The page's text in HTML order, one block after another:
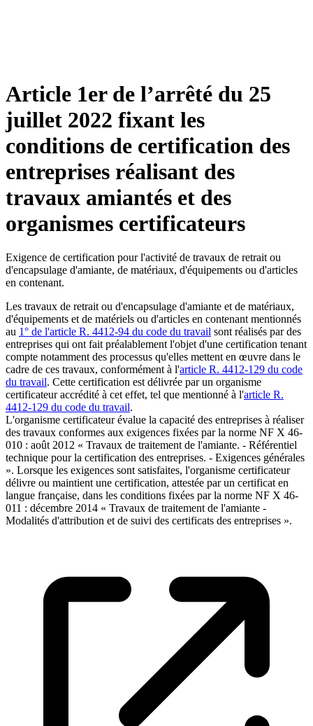
Article 1er de l’arrêté du 25
juillet 2022 fixant les
conditions de certification des
entreprises réalisant des
travaux amiantés et des
organismes certificateurs
Exigence de certification pour l'activité de travaux de retrait ou
d'encapsulage d'amiante, de matériaux, d'équipements ou d'articles
en contenant.
Les travaux de retrait ou d'encapsulage d'amiante et de matériaux,
d'équipements et de matériels ou d'articles en contenant mentionnés
au 1° de l'article R. 4412-94 du code du travail sont réalisés par des
entreprises qui ont fait préalablement l'objet d'une certification tenant
compte notamment des processus qu'elles mettent en œuvre dans le
cadre de ces travaux, conformément à l'article R. 4412-129 du code
du travail. Cette certification est délivrée par un organisme
certificateur accrédité à cet effet, tel que mentionné à l'article R.
4412-129 du code du travail.
L'organisme certificateur évalue la capacité des entreprises à réaliser
des travaux conformes aux exigences fixées par la norme NF X 46-
010 : août 2012 « Travaux de traitement de l'amiante. - Référentiel
technique pour la certification des entreprises. - Exigences générales
». Lorsque les exigences sont satisfaites, l'organisme certificateur
délivre ou maintient une certification, attestée par un certificat en
langue française, dans les conditions fixées par la norme NF X 46-
011 : décembre 2014 « Travaux de traitement de l'amiante -
Modalités d'attribution et de suivi des certificats des entreprises ».